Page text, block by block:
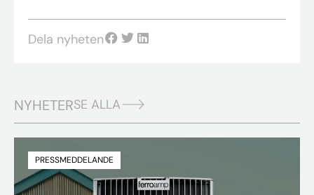
Dela nyheten
NYHETERSE ALLA
PRESSMEDDELANDE